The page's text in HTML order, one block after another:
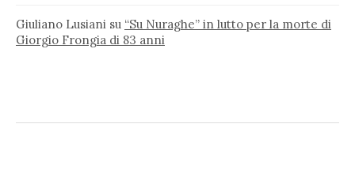
Giuliano Lusiani su “Su Nuraghe” in lutto per la morte di
Giorgio Frongia di 83 anni